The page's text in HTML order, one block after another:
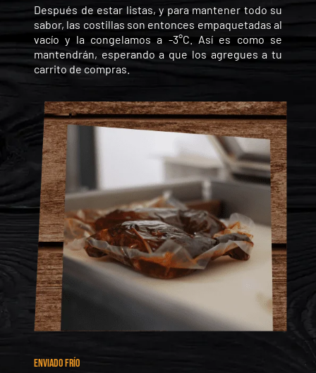
Después de estar listas, y para mantener todo su
sabor, las costillas son entonces empaquetadas al
vacío y la congelamos a -3°C. Así es como se
mantendrán, esperando a que los agregues a tu
carrito de compras.
ENVIADO FRÍO